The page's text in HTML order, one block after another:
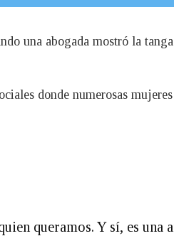
una abogada mostró la
donde numerosas
queramos. Y sí, es una